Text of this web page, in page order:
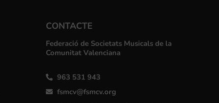
CONTACTE
Federació de Societats Musicals de la
Comunitat Valenciana
963 531 943
fsmcv@fsmcv.org